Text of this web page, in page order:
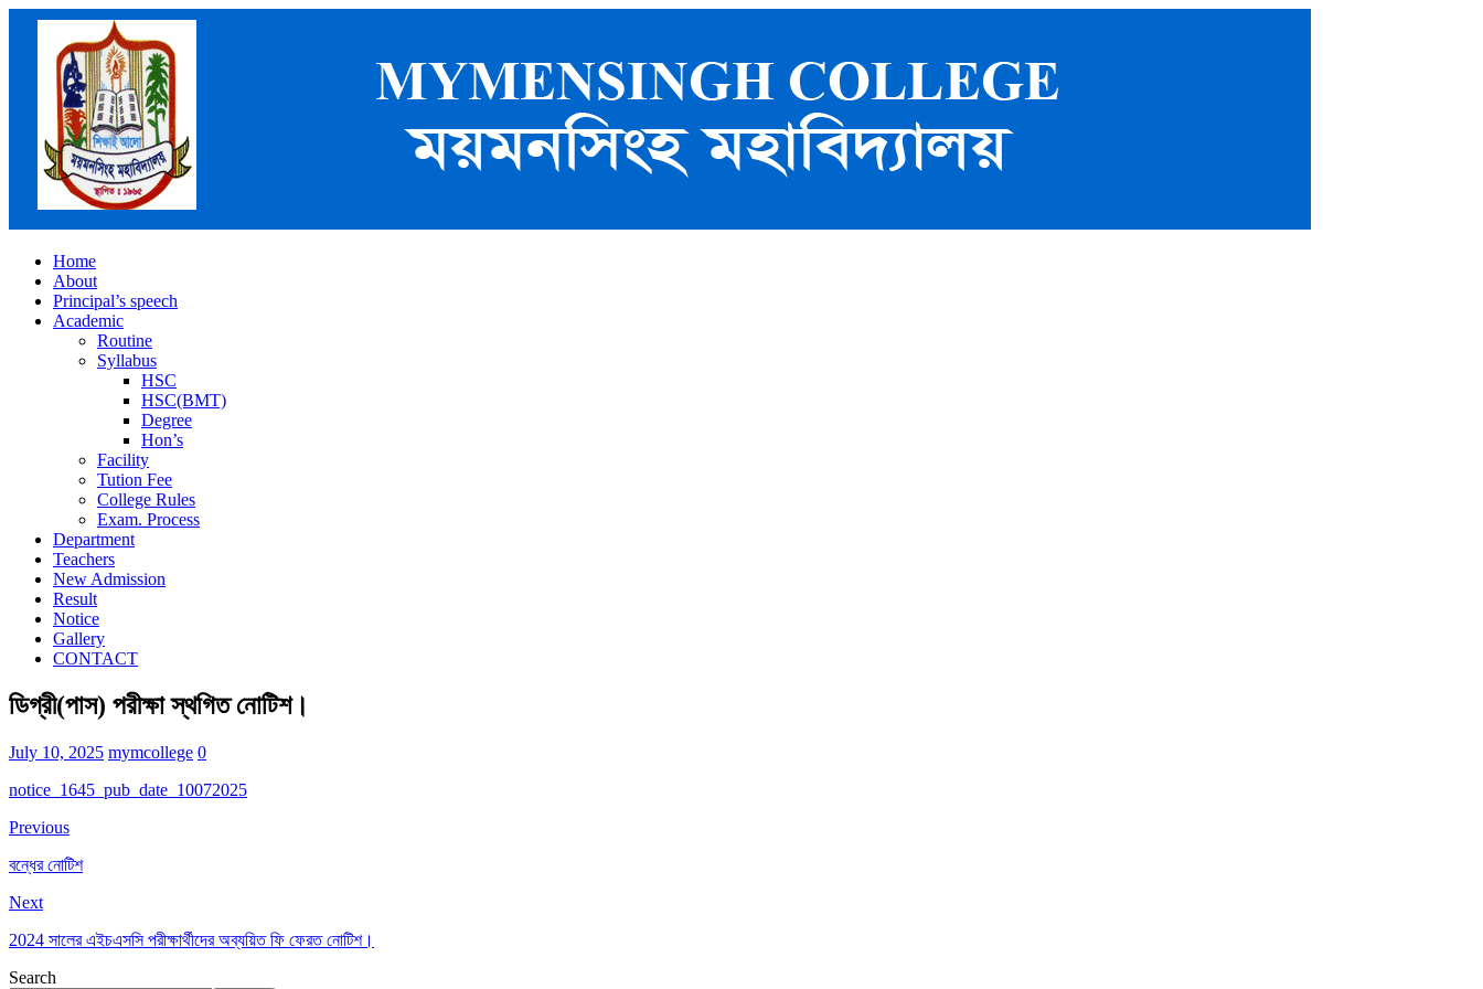
Home
About
Principal’s speech
Academic
Routine
Syllabus
HSC
HSC(BMT)
Degree
Hon’s
Facility
Tution Fee
College Rules
Exam. Process
Department
Teachers
New Admission
Result
Notice
Gallery
CONTACT
ডিগ্রী(পাস) পরীক্ষা স্থগিত নোটিশ।
July 10, 2025 mymcollege 0
notice_1645_pub_date_10072025
Previous
বন্ধের নোটিশ
Next
2024 সালের এইচএসসি পরীক্ষার্থীদের অব্যয়িত ফি ফেরত নোটিশ।
Search